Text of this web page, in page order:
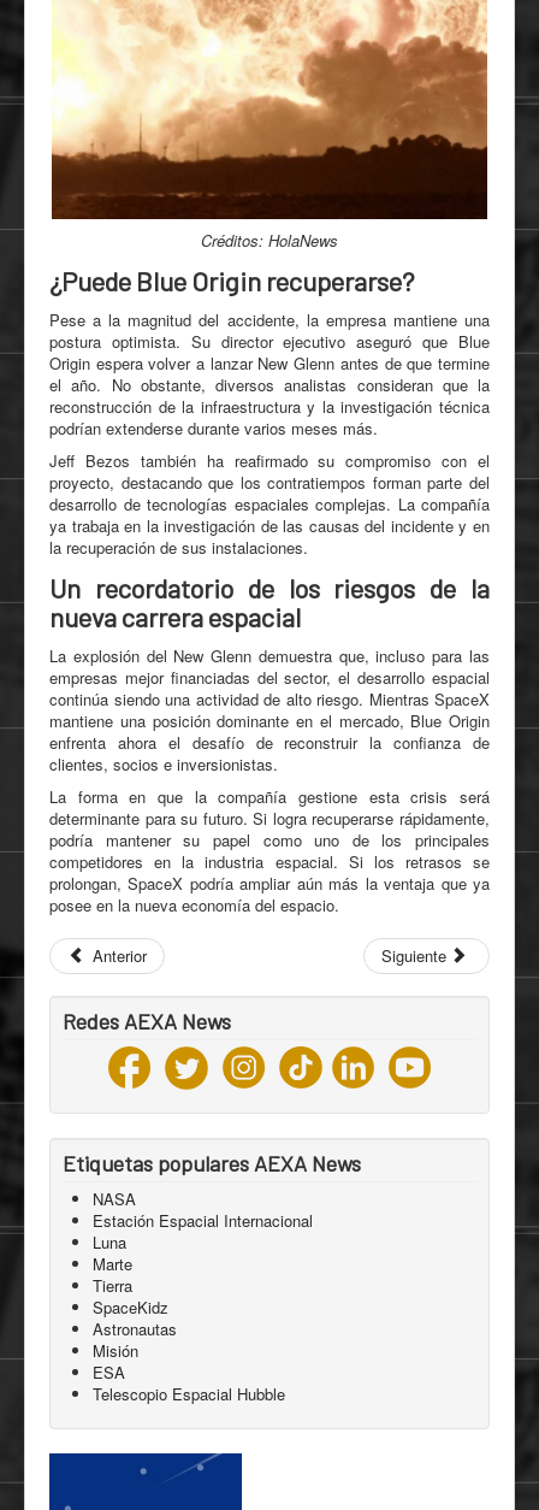
Créditos: HolaNews
¿Puede Blue Origin recuperarse?
Pese a la magnitud del accidente, la empresa mantiene una
postura optimista. Su director ejecutivo aseguró que Blue
Origin espera volver a lanzar New Glenn antes de que termine
el año. No obstante, diversos analistas consideran que la
reconstrucción de la infraestructura y la investigación técnica
podrían extenderse durante varios meses más.
Jeff Bezos también ha reafirmado su compromiso con el
proyecto, destacando que los contratiempos forman parte del
desarrollo de tecnologías espaciales complejas. La compañía
ya trabaja en la investigación de las causas del incidente y en
la recuperación de sus instalaciones.
Un recordatorio de los riesgos de la
nueva carrera espacial
La explosión del New Glenn demuestra que, incluso para las
empresas mejor financiadas del sector, el desarrollo espacial
continúa siendo una actividad de alto riesgo. Mientras SpaceX
mantiene una posición dominante en el mercado, Blue Origin
enfrenta ahora el desafío de reconstruir la confianza de
clientes, socios e inversionistas.
La forma en que la compañía gestione esta crisis será
determinante para su futuro. Si logra recuperarse rápidamente,
podría mantener su papel como uno de los principales
competidores en la industria espacial. Si los retrasos se
prolongan, SpaceX podría ampliar aún más la ventaja que ya
posee en la nueva economía del espacio.
Anterior Siguiente
Redes AEXA News
Etiquetas populares AEXA News
NASA
Estación Espacial Internacional
Luna
Marte
Tierra
SpaceKidz
Astronautas
Misión
ESA
Telescopio Espacial Hubble